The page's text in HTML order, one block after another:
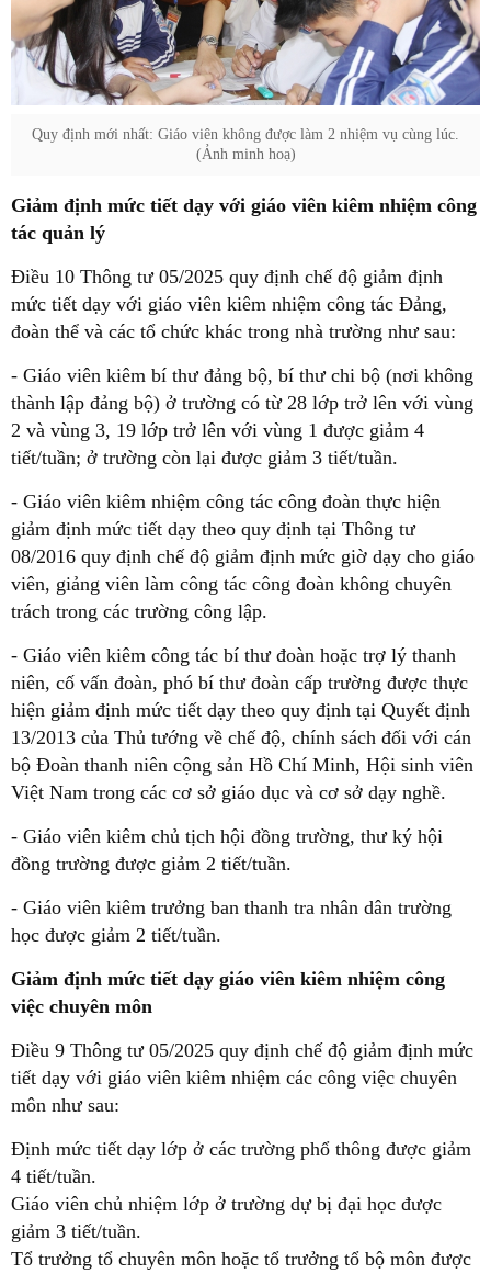
Quy định mới nhất: Giáo viên không được làm 2 nhiệm vụ cùng lúc.
(Ảnh minh hoạ)
Giảm định mức tiết dạy với giáo viên kiêm nhiệm công
tác quản lý
Điều 10 Thông tư 05/2025 quy định chế độ giảm định
mức tiết dạy với giáo viên kiêm nhiệm công tác Đảng,
đoàn thể và các tổ chức khác trong nhà trường như sau:
- Giáo viên kiêm bí thư đảng bộ, bí thư chi bộ (nơi không
thành lập đảng bộ) ở trường có từ 28 lớp trở lên với vùng
2 và vùng 3, 19 lớp trở lên với vùng 1 được giảm 4
tiết/tuần; ở trường còn lại được giảm 3 tiết/tuần.
- Giáo viên kiêm nhiệm công tác công đoàn thực hiện
giảm định mức tiết dạy theo quy định tại Thông tư
08/2016 quy định chế độ giảm định mức giờ dạy cho giáo
viên, giảng viên làm công tác công đoàn không chuyên
trách trong các trường công lập.
- Giáo viên kiêm công tác bí thư đoàn hoặc trợ lý thanh
niên, cố vấn đoàn, phó bí thư đoàn cấp trường được thực
hiện giảm định mức tiết dạy theo quy định tại Quyết định
13/2013 của Thủ tướng về chế độ, chính sách đối với cán
bộ Đoàn thanh niên cộng sản Hồ Chí Minh, Hội sinh viên
Việt Nam trong các cơ sở giáo dục và cơ sở dạy nghề.
- Giáo viên kiêm chủ tịch hội đồng trường, thư ký hội
đồng trường được giảm 2 tiết/tuần.
- Giáo viên kiêm trưởng ban thanh tra nhân dân trường
học được giảm 2 tiết/tuần.
Giảm định mức tiết dạy giáo viên kiêm nhiệm công
việc chuyên môn
Điều 9 Thông tư 05/2025 quy định chế độ giảm định mức
tiết dạy với giáo viên kiêm nhiệm các công việc chuyên
môn như sau:
Định mức tiết dạy lớp ở các trường phổ thông được giảm
4 tiết/tuần.
Giáo viên chủ nhiệm lớp ở trường dự bị đại học được
giảm 3 tiết/tuần.
Tổ trưởng tổ chuyên môn hoặc tổ trưởng tổ bộ môn được